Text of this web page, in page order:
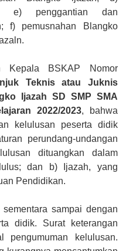
e) penggantian dan
f) pemusnahan Blangko
Kepala BSKAP Nomor
Teknis atau Juknis
Ijazah SD SMP SMA
2022/2023, bahwa
kelulusan peserta didik
perundang-undangan
dituangkan dalam
dan b) Ijazah, yang
Pendidikan.
sampai dengan
didik. Surat keterangan
pengumuman kelulusan.